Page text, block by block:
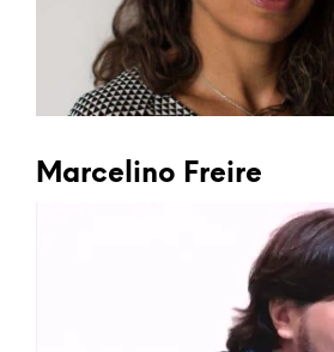
Marcelino Freire